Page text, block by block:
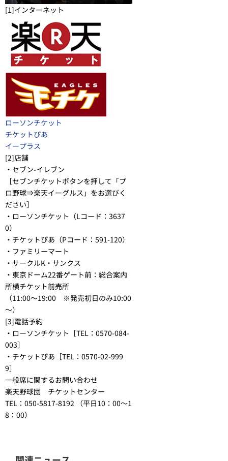
[1]インターネット
ローソンチケット
チケットぴあ
イープラス
[2]店舗
・セブン-イレブン
［セブンチケットボタンを押して「プ
ロ野球⇒楽天イーグルス」をお選びく
ださい］
・ローソンチケット（Lコード：3637
0）
・チケットぴあ（Pコード：591-120）
・ファミリーマート
・サークルK・サンクス
・東京ドーム22番ゲート前：総合案内
所横チケット前売所
（11:00～19:00 ※発売初日のみ10:00
～）
[3]電話予約
・ローソンチケット［TEL：0570-084-
003］
・チケットぴあ［TEL：0570-02-999
9］
一般席に関するお問い合わせ
楽天野球団 チケットセンター
TEL：050-5817-8192 （平日10：00～1
8：00）